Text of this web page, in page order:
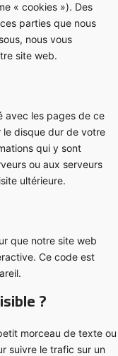
« cookies »). Des
parties que nous
nous vous
site web.
avec les pages de ce
disque dur de votre
qui y sont
ou aux serveurs
ultérieure.
que notre site web
Ce code est
?
morceau de texte ou
suivre le trafic sur un